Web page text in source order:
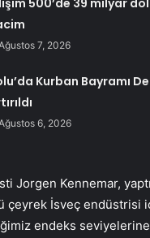
500’de 39 milyar
7, 2026
Kurban Bayramı
6, 2026
Jorgen Kennemar,
çeyrek İsveç endüstrisi
endeks seviyelerine